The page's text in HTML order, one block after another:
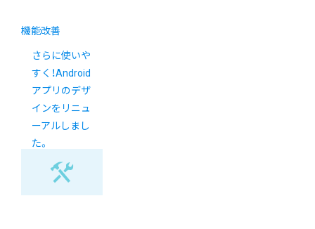
機能改善
さらに使いや
すく！Android
アプリのデザ
インをリニュ
ーアルしまし
た。